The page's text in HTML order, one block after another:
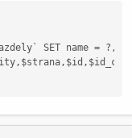
SET name =